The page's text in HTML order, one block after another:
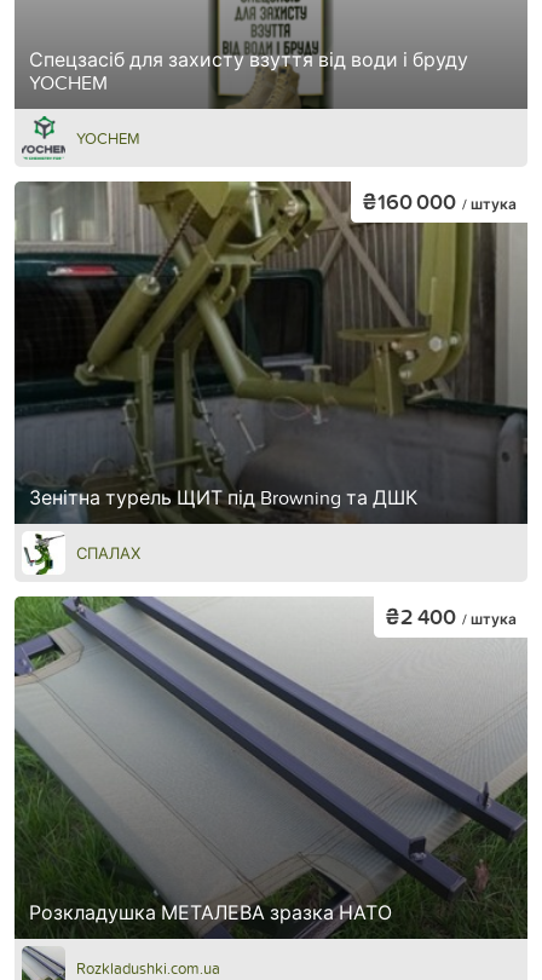
Спецзасіб для захисту взуття від води і бруду
YOCHEM
YOCHEM
Зенітна турель ЩИТ під Browning та ДШК
₴160 000 / штука
СПАЛАХ
Розкладушка МЕТАЛЕВА зразка НАТО
₴2 400 / штука
Rozkladushki.com.ua